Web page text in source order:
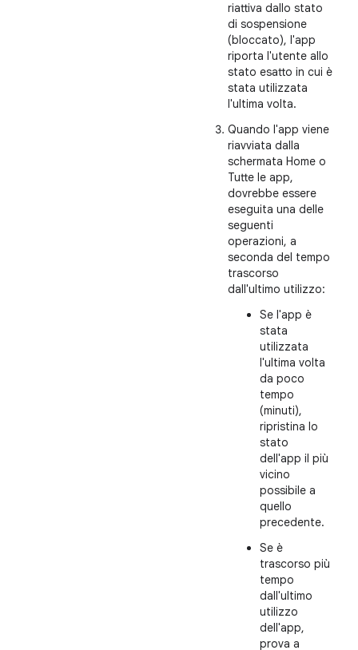
riattiva dallo stato
di sospensione
(bloccato), l'app
riporta l'utente allo
stato esatto in cui è
stata utilizzata
l'ultima volta.
Quando l'app viene
riavviata dalla
schermata Home o
Tutte le app,
dovrebbe essere
eseguita una delle
seguenti
operazioni, a
seconda del tempo
trascorso
dall'ultimo utilizzo:
Se l'app è
stata
utilizzata
l'ultima volta
da poco
tempo
(minuti),
ripristina lo
stato
dell'app il più
vicino
possibile a
quello
precedente.
Se è
trascorso più
tempo
dall'ultimo
utilizzo
dell'app,
prova a